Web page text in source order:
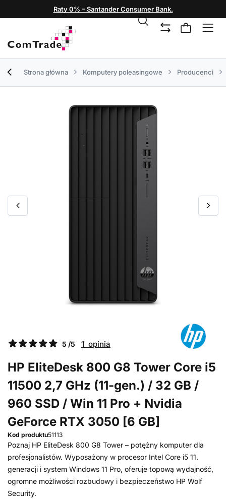
Raty 0% – Santander Consumer Bank.
Strona główna Komputery poleasingowe Producenci
5 /5 1 opinia
HP EliteDesk 800 G8 Tower Core i5
11500 2,7 GHz (11-gen.) / 32 GB /
960 SSD / Win 11 Pro + Nvidia
GeForce RTX 3050 [6 GB]
Kod produktu51113
Poznaj HP EliteDesk 800 G8 Tower – potężny komputer dla
profesjonalistów. Wyposażony w procesor Intel Core i5 11.
generacji i system Windows 11 Pro, oferuje topową wydajność,
ogromne możliwości rozbudowy i bezpieczeństwo HP Wolf
Security.